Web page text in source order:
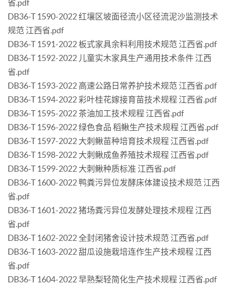
省.pdf
DB36-T 1590-2022 红壤区坡面径流小区径流泥沙监测技术
规范 江西省.pdf
DB36-T 1591-2022 板式家具余料利用技术规范 江西省.pdf
DB36-T 1592-2022 儿童实木家具生产通用技术条件 江西
省.pdf
DB36-T 1593-2022 高速公路日常养护技术规范 江西省.pdf
DB36-T 1594-2022 彩叶桂花嫁接育苗技术规程 江西省.pdf
DB36-T 1595-2022 茶油加工技术规程 江西省.pdf
DB36-T 1596-2022 绿色食品 稻鳅生产技术规程 江西省.pdf
DB36-T 1597-2022 大刺鳅苗种培育技术规程 江西省.pdf
DB36-T 1598-2022 大刺鳅成鱼养殖技术规程 江西省.pdf
DB36-T 1599-2022 大刺鳅种质标准 江西省.pdf
DB36-T 1600-2022 鸭粪污异位发酵床体建设技术规范 江西
省.pdf
DB36-T 1601-2022 猪场粪污异位发酵处理技术规程 江西
省.pdf
DB36-T 1602-2022 全封闭猪舍设计技术规范 江西省.pdf
DB36-T 1603-2022 甜瓜设施栽培连作生产技术规程 江西
省.pdf
DB36-T 1604-2022 早熟梨轻简化生产技术规程 江西省.pdf